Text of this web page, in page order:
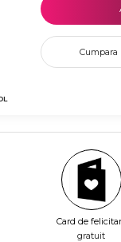
Cumpara
Card de
gratuit